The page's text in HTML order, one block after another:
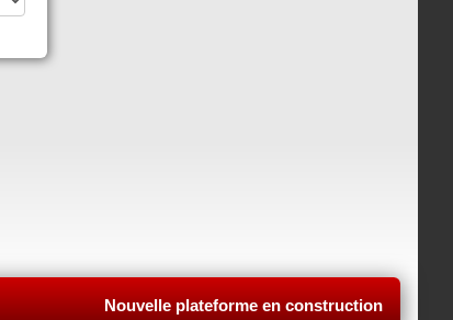
Nouvelle plateforme en construction